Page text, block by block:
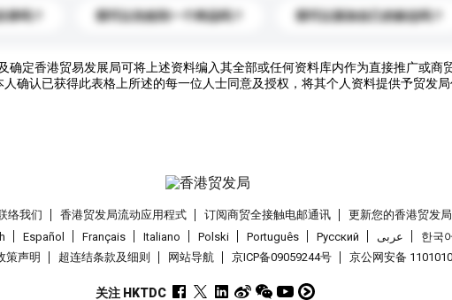
吗？ 我可以先收到一个样品吗？ 我可以添加自己的标志吗？
确定香港贸易发展局可将上述资料编入其全部或任何资料库内作为直接推广或
确认已获得此表格上所述的每一位人士同意及授权，将其个人资料提供予贸发局
络我们 香港贸发局流动应用程式 订阅商贸全接触电邮通讯 更新您的香港贸发
Español Français Italiano Polski Português Pусский عربى 한국
策声明 超连结条款及细则 网站导航 京ICP备09059244号 京公网安备
关注 HKTDC